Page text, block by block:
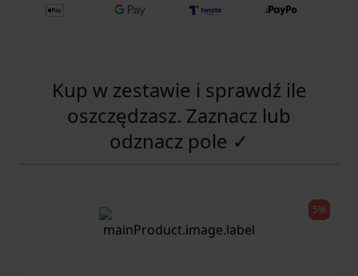
Kup w zestawie i sprawdź ile
oszczędzasz. Zaznacz lub
odznacz pole ✓
5%